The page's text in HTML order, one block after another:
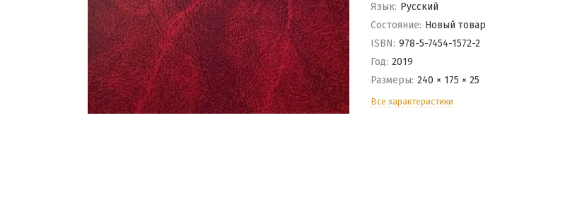
Язык: Русский
Состояние: Новый товар
ISBN: 978-5-7454-1572-2
Год: 2019
Размеры: 240 × 175 × 25
Все характеристики